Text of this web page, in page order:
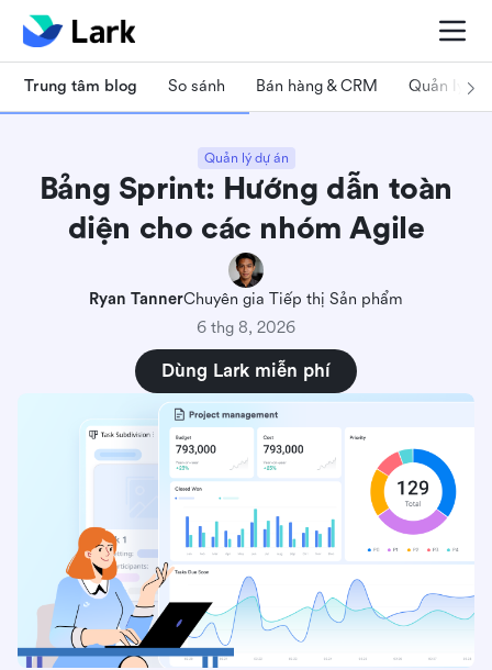
Trung tâm blog So sánh Bán hàng & CRM Quản lý dự
Quản lý dự án
Bảng Sprint: Hướng dẫn toàn
diện cho các nhóm Agile
Ryan TannerChuyên gia Tiếp thị Sản phẩm
6 thg 8, 2026
Dùng Lark miễn phí